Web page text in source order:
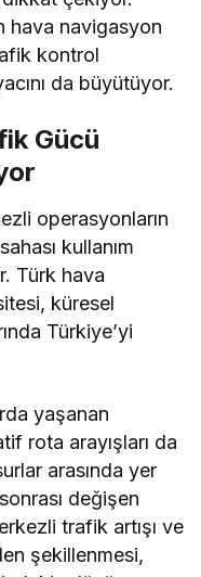
hava navigasyon
kontrol
da büyütüyor.
Gücü
operasyonların
kullanım
Türk hava
küresel
Türkiye’yi
yaşanan
rota arayışları da
arasında yer
değişen
trafik artışı ve
şekillenmesi,